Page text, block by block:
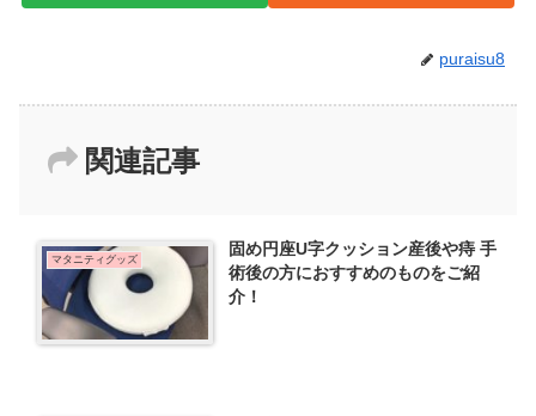
puraisu8
関連記事
マタニティグッズ
固め円座U字クッション産後や痔 手
術後の方におすすめのものをご紹
介！